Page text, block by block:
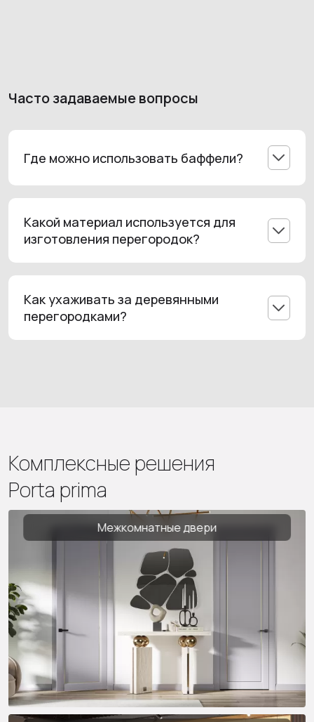
Часто задаваемые вопросы
Где можно использовать баффели?
Какой материал используется для
изготовления перегородок?
Как ухаживать за деревянными
перегородками?
Комплексные решения
Porta prima
Межкомнатные двери